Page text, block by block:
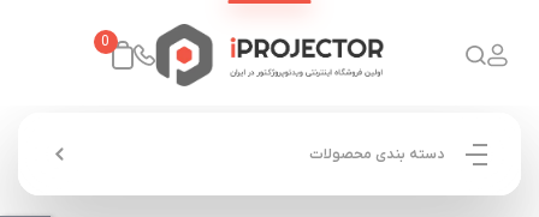
0
دسته بندی محصولات